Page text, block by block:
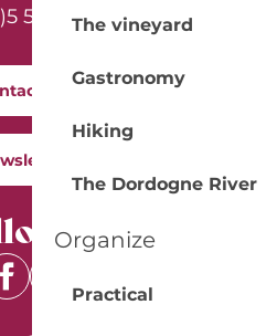
The vineyard
Gastronomy
Hiking
The Dordogne River
Organize
Practical
53 57 03 11
us
us